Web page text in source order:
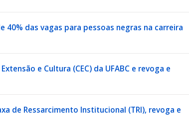
40% das vagas para pessoas negras na carreira
e Cultura (CEC) da UFABC e revoga e
de Ressarcimento Institucional (TRI), revoga e